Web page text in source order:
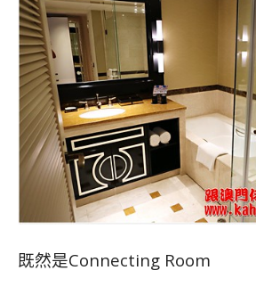
既然是Connecting Room